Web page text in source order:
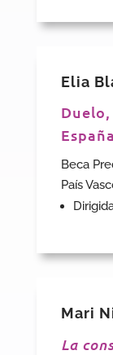
Elia
Beca
País
Mari
La